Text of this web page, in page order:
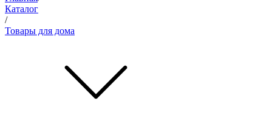
Каталог
/
Товары для дома